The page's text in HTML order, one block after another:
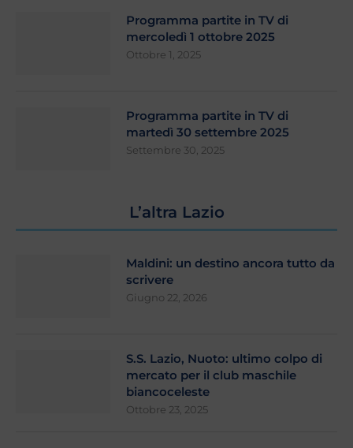
Programma partite in TV di
mercoledì 1 ottobre 2025
Ottobre 1, 2025
Programma partite in TV di
martedì 30 settembre 2025
Settembre 30, 2025
L’altra Lazio
Maldini: un destino ancora tutto da
scrivere
Giugno 22, 2026
S.S. Lazio, Nuoto: ultimo colpo di
mercato per il club maschile
biancoceleste
Ottobre 23, 2025